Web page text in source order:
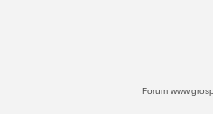
Forum